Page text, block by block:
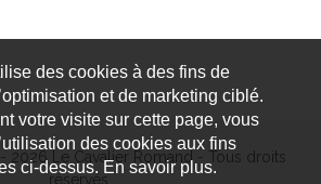
2026 Le Cavalier Romand - Tous droits
réservés
des cookies à des fins de
et de marketing ciblé.
votre visite sur cette page, vous
des cookies aux fins
ci-dessus. En savoir plus.